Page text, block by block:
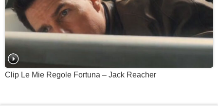
Clip Le Mie Regole Fortuna – Jack Reacher